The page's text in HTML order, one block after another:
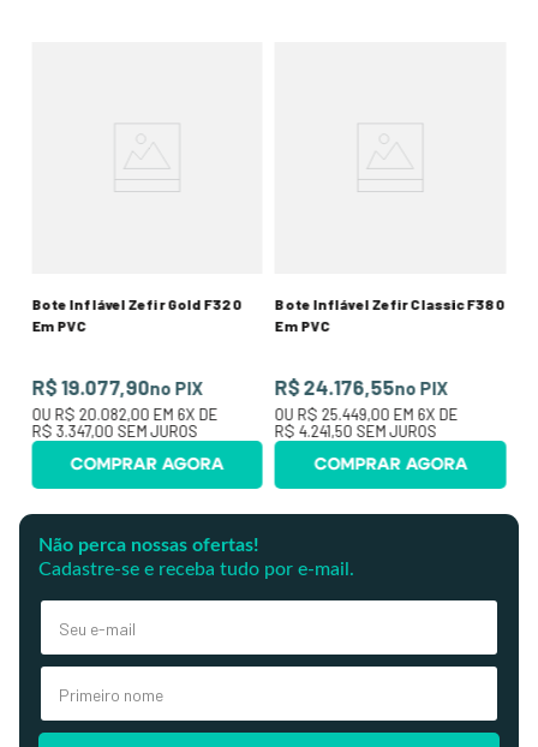
Bote Inflável Zefir Gold F320
Em PVC
R$ 19.077,90no PIX
OU R$ 20.082,00 EM 6X DE
R$ 3.347,00 SEM JUROS
COMPRAR AGORA
Bote Inflável Zefir Classic F380
Em PVC
R$ 24.176,55no PIX
OU R$ 25.449,00 EM 6X DE
R$ 4.241,50 SEM JUROS
COMPRAR AGORA
Não perca nossas ofertas!
Cadastre-se e receba tudo por e-mail.